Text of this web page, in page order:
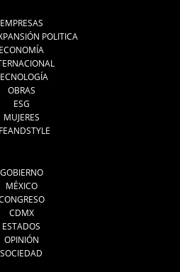
EMPRESAS
POLITICA
ECONOMÍA
OBRAS
ESG
MUJERES
GOBIERNO
MÉXICO
CDMX
ESTADOS
OPINIÓN
SOCIEDAD